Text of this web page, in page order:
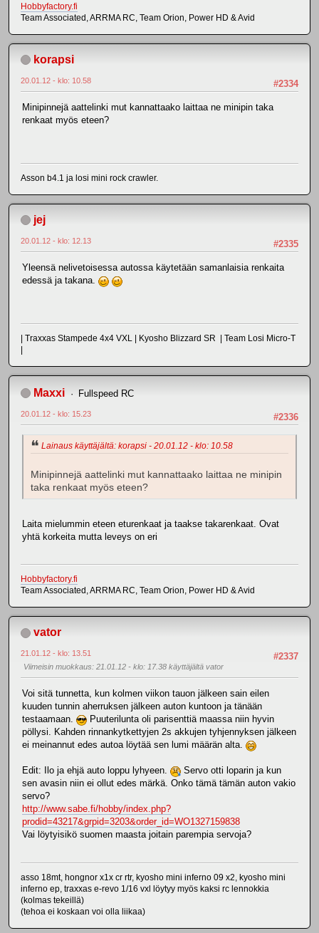
Hobbyfactory.fi
Team Associated, ARRMA RC, Team Orion, Power HD & Avid
korapsi
#2334
20.01.12 - klo: 10.58
Minipinnejä aattelinki mut kannattaako laittaa ne minipin taka
renkaat myös eteen?
Asson b4.1 ja losi mini rock crawler.
jej
#2335
20.01.12 - klo: 12.13
Yleensä nelivetoisessa autossa käytetään samanlaisia renkaita
edessä ja takana.
| Traxxas Stampede 4x4 VXL | Kyosho Blizzard SR | Team Losi Micro-T
|
Maxxi Fullspeed RC
#2336
20.01.12 - klo: 15.23
Lainaus käyttäjältä: korapsi - 20.01.12 - klo: 10.58
Minipinnejä aattelinki mut kannattaako laittaa ne minipin
taka renkaat myös eteen?
Laita mielummin eteen eturenkaat ja taakse takarenkaat. Ovat
yhtä korkeita mutta leveys on eri
Hobbyfactory.fi
Team Associated, ARRMA RC, Team Orion, Power HD & Avid
vator
#2337
21.01.12 - klo: 13.51
Viimeisin muokkaus: 21.01.12 - klo: 17.38 käyttäjältä vator
Voi sitä tunnetta, kun kolmen viikon tauon jälkeen sain eilen
kuuden tunnin aherruksen jälkeen auton kuntoon ja tänään
testaamaan.
Puuterilunta oli parisenttiä maassa niin hyvin
pöllysi. Kahden rinnankytkettyjen 2s akkujen tyhjennyksen jälkeen
ei meinannut edes autoa löytää sen lumi määrän alta.
Edit: Ilo ja ehjä auto loppu lyhyeen.
Servo otti loparin ja kun
sen avasin niin ei ollut edes märkä. Onko tämä tämän auton vakio
servo?
http://www.sabe.fi/hobby/index.php?
prodid=43217&grpid=3203&order_id=WO1327159838
Vai löytyisikö suomen maasta joitain parempia servoja?
asso 18mt, hongnor x1x cr rtr, kyosho mini inferno 09 x2, kyosho mini
inferno ep, traxxas e-revo 1/16 vxl löytyy myös kaksi rc lennokkia
(kolmas tekeillä)
(tehoa ei koskaan voi olla liikaa)